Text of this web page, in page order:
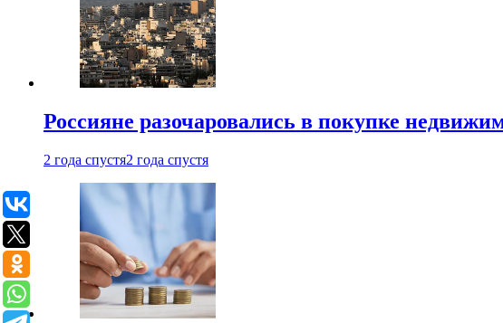
Россияне разочаровались в покупке
2 года спустя2 года спустя